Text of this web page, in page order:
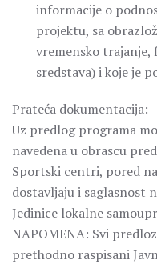
informacije o
projektu, sa
vremensko trajanje,
sredstava) i koje je
Prateća dokumentacija:
Uz predlog programa
navedena u obrascu
Sportski centri, pored
dostavljaju i saglasnost
Jedinice lokalne
NAPOMENA: Svi
prethodno raspisani